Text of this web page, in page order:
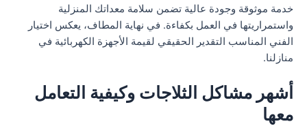
خدمة موثوقة وجودة عالية تضمن سلامة معداتك المنزلية
واستمراريتها في العمل بكفاءة. في نهاية المطاف، يعكس اختيار
الفني المناسب التقدير الحقيقي لقيمة الأجهزة الكهربائية في
منازلنا.
أشهر مشاكل الثلاجات وكيفية التعامل
معها